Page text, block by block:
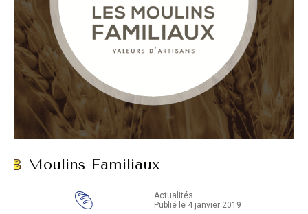
Moulins Familiaux
Actualités
Publié le 4 janvier 2019